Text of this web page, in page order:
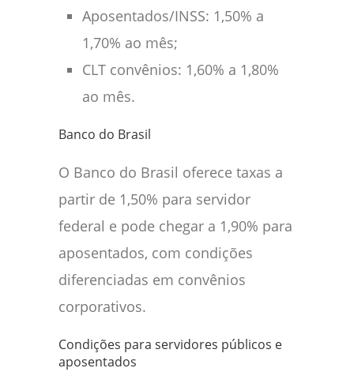
Aposentados/INSS: 1,50% a
1,70% ao mês;
CLT convênios: 1,60% a 1,80%
ao mês.
Banco do Brasil
O Banco do Brasil oferece taxas a
partir de 1,50% para servidor
federal e pode chegar a 1,90% para
aposentados, com condições
diferenciadas em convênios
corporativos.
Condições para servidores públicos e
aposentados